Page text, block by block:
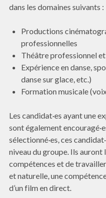
dans les domaines suivants :
Productions
professionnelles
Théâtre professionnel
Expérience en danse,
danse sur glace, etc.)
Formation musicale
Les candidat·es ayant une
sont également
sélectionné·es, ces
niveau du groupe. Ils auront
compétences et de
et naturelle, une
d’un film en direct.